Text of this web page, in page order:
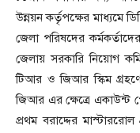
উন্নয়ন কর্তৃপক্ষের মাধ্যমে
জেলা পরিষদের
জেলায় সরকারি নিয়োগ
টিআর ও জিআর স্কিম
জিআর এর ক্ষেত্রে একাউন্ট
প্রথম বরাদ্দের মাস্টাররোল